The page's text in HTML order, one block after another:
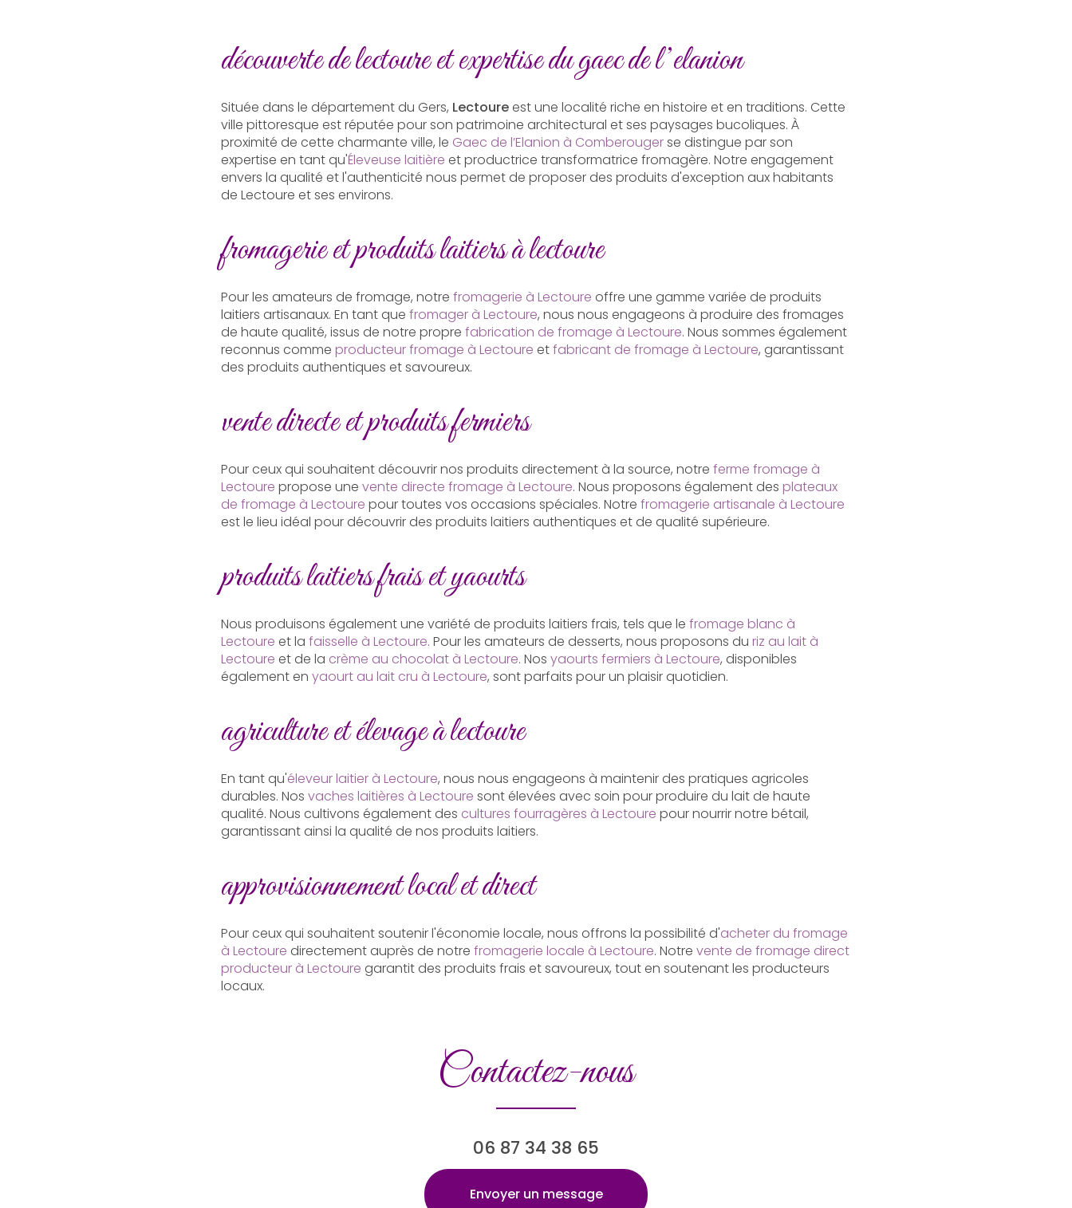
découverte de lectoure et expertise du gaec de l’elanion
Située dans le département du Gers, Lectoureest une localité riche en histoire et en traditions. Cette
ville pittoresque est réputée pour son patrimoine architectural et ses paysages bucoliques. À
proximité de cette charmante ville, le Gaec de l’Elanion à Comberougerse distingue par son
expertise en tant qu'Éleveuse laitière et productrice transformatrice fromagère. Notre engagement
envers la qualité et l'authenticité nous permet de proposer des produits d'exception aux habitants
de Lectoure et ses environs.
fromagerie et produits laitiers à lectoure
Pour les amateurs de fromage, notre fromagerie à Lectoure offre une gamme variée de produits
laitiers artisanaux. En tant que fromager à Lectoure, nous nous engageons à produire des fromages
de haute qualité, issus de notre propre fabrication de fromage à Lectoure. Nous sommes également
reconnus comme producteur fromage à Lectoure etfabricant de fromage à Lectoure, garantissant
des produits authentiques et savoureux.
vente directe et produits fermiers
Pour ceux qui souhaitent découvrir nos produits directement à la source, notre ferme fromage à
Lectoure propose une vente directe fromage à Lectoure. Nous proposons également des plateaux
de fromage à Lectoure pour toutes vos occasions spéciales. Notre fromagerie artisanale à Lectoure
est le lieu idéal pour découvrir des produits laitiers authentiques et de qualité supérieure.
produits laitiers frais et yaourts
Nous produisons également une variété de produits laitiers frais, tels que le fromage blanc à
Lectoure et la faisselle à Lectoure. Pour les amateurs de desserts, nous proposons du riz au lait à
Lectoure et de la crème au chocolat à Lectoure. Nos yaourts fermiers à Lectoure, disponibles
également en yaourt au lait cru à Lectoure, sont parfaits pour un plaisir quotidien.
agriculture et élevage à lectoure
En tant qu'éleveur laitier à Lectoure, nous nous engageons à maintenir des pratiques agricoles
durables. Nos vaches laitières à Lectoure sont élevées avec soin pour produire du lait de haute
qualité. Nous cultivons également des cultures fourragères à Lectoure pour nourrir notre bétail,
garantissant ainsi la qualité de nos produits laitiers.
approvisionnement local et direct
Pour ceux qui souhaitent soutenir l'économie locale, nous offrons la possibilité d'acheter du fromage
à Lectoure directement auprès de notre fromagerie locale à Lectoure. Notre vente de fromage direct
producteur à Lectoure garantit des produits frais et savoureux, tout en soutenant les producteurs
locaux.
Contactez-nous
06 87 34 38 65
Envoyer un message